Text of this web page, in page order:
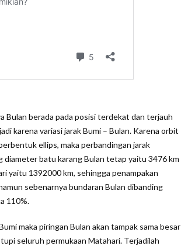
Bulan berada pada posisi terdekat dan terjauh
karena variasi jarak Bumi – Bulan. Karena orbit
ellips, maka perbandingan jarak
diameter batu karang Bulan tetap yaitu 3476 km
yaitu 1392000 km, sehingga penampakan
sebenarnya bundaran Bulan dibanding
110%.
maka piringan Bulan akan tampak sama besar
seluruh permukaan Matahari. Terjadilah